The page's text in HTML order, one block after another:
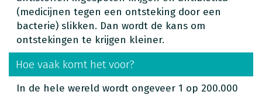
(medicijnen tegen een ontsteking door een
bacterie) slikken. Dan wordt de kans om
ontstekingen te krijgen kleiner.
Hoe vaak komt het voor?
In de hele wereld wordt ongeveer 1 op 200.000